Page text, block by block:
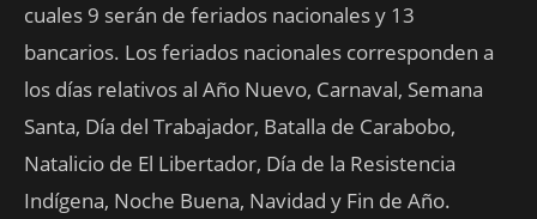
cuales 9 serán de feriados nacionales y 13
bancarios. Los feriados nacionales corresponden a
los días relativos al Año Nuevo, Carnaval, Semana
Santa, Día del Trabajador, Batalla de Carabobo,
Natalicio de El Libertador, Día de la Resistencia
Indígena, Noche Buena, Navidad y Fin de Año.